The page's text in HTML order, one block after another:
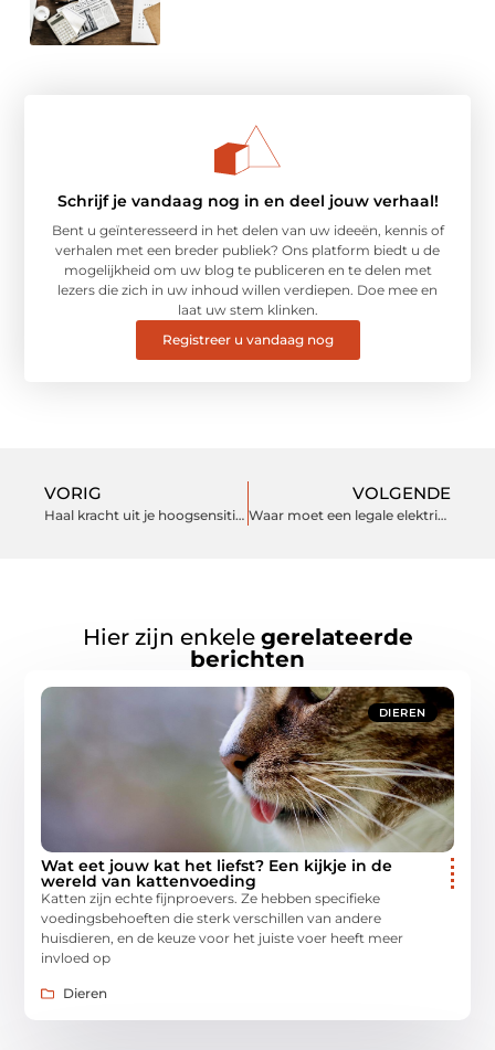
Schrijf je vandaag nog in en deel jouw verhaal!
Bent u geïnteresseerd in het delen van uw ideeën, kennis of
verhalen met een breder publiek? Ons platform biedt u de
mogelijkheid om uw blog te publiceren en te delen met
lezers die zich in uw inhoud willen verdiepen. Doe mee en
laat uw stem klinken.
Registreer u vandaag nog
VORIG
Haal kracht uit je hoogsensitiviteit
VOLGENDE
Waar moet een legale elektrische step aan voldoen
Hier zijn enkele gerelateerde
berichten
DIEREN
Wat eet jouw kat het liefst? Een kijkje in de
wereld van kattenvoeding
Katten zijn echte fijnproevers. Ze hebben specifieke
voedingsbehoeften die sterk verschillen van andere
huisdieren, en de keuze voor het juiste voer heeft meer
invloed op
Dieren